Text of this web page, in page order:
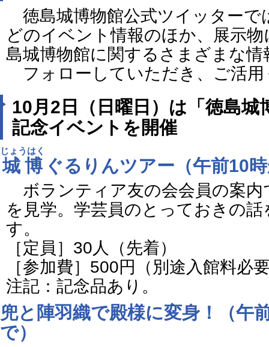
徳島城博物館公式ツイッターで
どのイベント情報のほか、展示
島城博物館に関するさまざまな
フォローしていただき、ご活用
10月2日（日曜日）は「徳島
記念イベントを開催
城博
じょうはく
ぐるりんツアー（午前10
ボランティア友の会会員の案内
を見学。学芸員のとっておきの
す。
［定員］30人（先着）
［参加費］500円（別途入館料必
注記：記念品あり。
兜と陣羽織で殿様に変身！（午
で）